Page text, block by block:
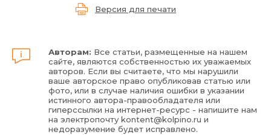
Версия для печати
Авторам: Все статьи, размещенные на нашем
сайте, являются собственностью их уважаемых
авторов. Если вы считаете, что мы нарушили
ваше авторское право опубликовав статью или
фото, или в случае наличия ошибки в указании
истинного автора-правообладателя или
гиперссылки на интернет-ресурс - напишите нам
на электропочтуkontent@kolpino.ru и
недоразумение будет исправлено.